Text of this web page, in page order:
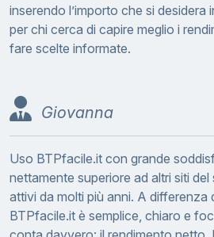
inserendo l’importo che si desidera
per chi cerca di capire meglio i
fare scelte informate.
Giovanna
Uso BTPfacile.it con grande
nettamente superiore ad altri siti
attivi da molti più anni. A differenza
BTPfacile.it è semplice, chiaro e